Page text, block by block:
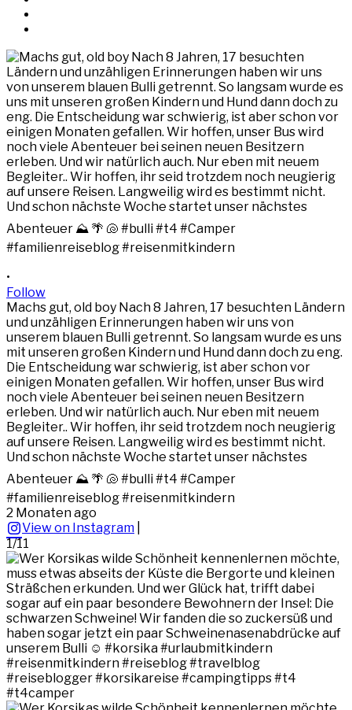
•
Follow
Machs gut, old boy Nach 8 Jahren, 17 besuchten Ländern
und unzähligen Erinnerungen haben wir uns von
unserem blauen Bulli getrennt. So langsam wurde es uns
mit unseren großen Kindern und Hund dann doch zu eng.
Die Entscheidung war schwierig, ist aber schon vor
einigen Monaten gefallen. Wir hoffen, unser Bus wird
noch viele Abenteuer bei seinen neuen Besitzern
erleben. Und wir natürlich auch. Nur eben mit neuem
Begleiter.. Wir hoffen, ihr seid trotzdem noch neugierig
auf unsere Reisen. Langweilig wird es bestimmt nicht.
Und schon nächste Woche startet unser nächstes
Abenteuer ⛰️ 🌴 🐚 #bulli #t4 #Camper
#familienreiseblog #reisenmitkindern
2 Monaten ago
View on Instagram
1/11